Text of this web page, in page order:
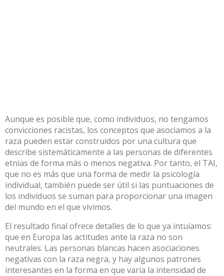
Aunque es posible que, como individuos, no tengamos
convicciones racistas, los conceptos que asociamos a la
raza pueden estar construidos por una cultura que
describe sistemáticamente a las personas de diferentes
etnias de forma más o menos negativa. Por tanto, el TAI,
que no es más que una forma de medir la psicología
individual, también puede ser útil si las puntuaciones de
los individuos se suman para proporcionar una imagen
del mundo en el que vivimos.
El resultado final ofrece detalles de lo que ya intuíamos:
que en Europa las actitudes ante la raza no son
neutrales. Las personas blancas hacen asociaciones
negativas con la raza negra, y hay algunos patrones
interesantes en la forma en que varía la intensidad de